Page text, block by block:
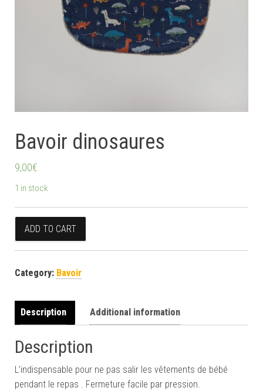
Bavoir dinosaures
9,00€
1 in stock
Bavoir dinosaures quantity
ADD TO CART
Category: Bavoir
Description Additional information
Description
L’indispensable pour ne pas salir les vêtements de bébé
pendant le repas . Fermeture facile par pression.